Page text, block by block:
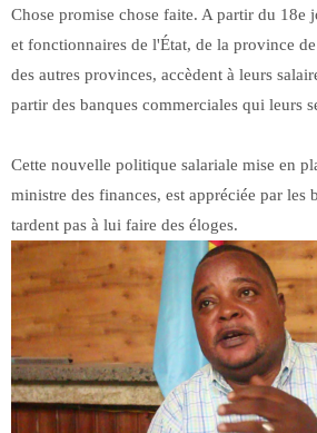
Chose promise chose faite. A partir du 18e
et fonctionnaires de l'État, de la province
des autres provinces, accèdent à leurs
partir des banques commerciales qui leurs
Cette nouvelle politique salariale mise en
ministre des finances, est appréciée par les
tardent pas à lui faire des éloges.